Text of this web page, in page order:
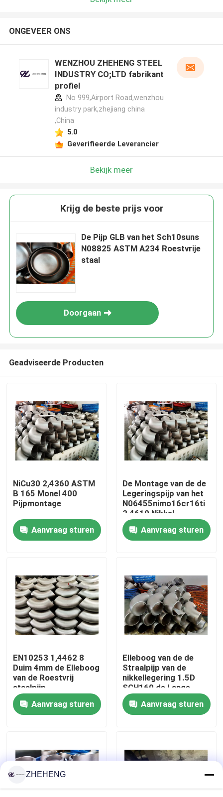
Huis
Producten
Fabrieksreis
Kwaliteitscontrole
Company News
De Montage van de roestvrij staalpijp
De Elleboog van de roestvrij staalpijp
het T-stuk van de roestvrij staalpijp
ONGEVEER ONS
WENZHOU ZHEHENG STEEL
INDUSTRY CO;LTD fabrikant
profiel
No 999,Airport Road,wenzhou
industry park,zhejiang china
,China
5.0
Geverifieerde Leverancier
Bekijk meer
Krijg de beste prijs voor
De Pijp GLB van het Sch10suns
N08825 ASTM A234 Roestvrije
staal
Doorgaan
Geadviseerde Producten
NiCu30 2,4360 ASTM
B 165 Monel 400
Pijpmontage
Aanvraag sturen
De Montage van de de
Legeringspijp van het
N06455nimo16cr16ti
2,4610 Nikkel
Aanvraag sturen
EN10253 1,4462 8
Duim 4mm de Elleboog
van de Roestvrij
staalpijp
Aanvraag sturen
Elleboog van de de
Straalpijp van de
nikkellegering 1.5D
SCH160 de Lange
Aanvraag sturen
ZHEHENG